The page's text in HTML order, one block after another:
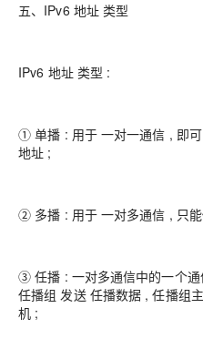
五、IPv6 地址 类型
IPv6 地址 类型 :
① 单播 : 用于 一对一通信 , 即
地址 ;
② 多播 : 用于 一对多通信 , 只
③ 任播 : 一对多通信中的一个
任播组 发送 任播数据 , 任播组
机 ;